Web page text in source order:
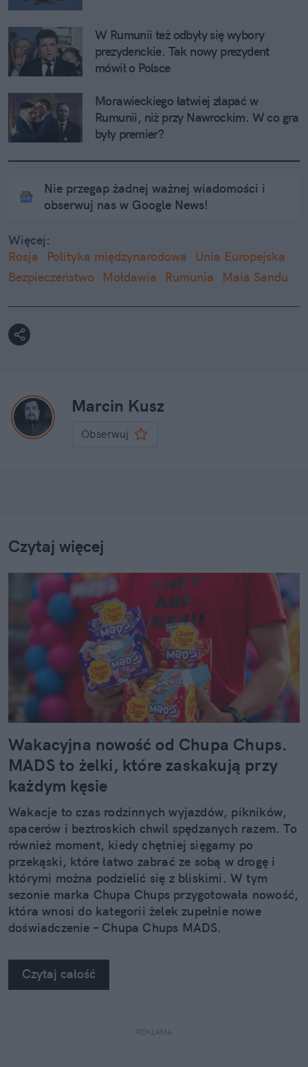
W Rumunii też odbyły się wybory
prezydenckie. Tak nowy prezydent
mówił o Polsce
Morawieckiego łatwiej złapać w
Rumunii, niż przy Nawrockim. W co gra
były premier?
Nie przegap żadnej ważnej wiadomości i
obserwuj nas w Google News!
Więcej:
Rosja
Polityka międzynarodowa
Unia Europejska
Bezpieczeństwo
Mołdawia Rumunia Maia Sandu
Marcin Kusz
Obserwuj
Czytaj więcej
Wakacyjna nowość od Chupa Chups.
MADS to żelki, które zaskakują przy
każdym kęsie
Wakacje to czas rodzinnych wyjazdów, pikników,
spacerów i beztroskich chwil spędzanych razem. To
również moment, kiedy chętniej sięgamy po
przekąski, które łatwo zabrać ze sobą w drogę i
którymi można podzielić się z bliskimi. W tym
sezonie marka Chupa Chups przygotowała nowość,
która wnosi do kategorii żelek zupełnie nowe
doświadczenie – Chupa Chups MADS.
Czytaj całość
REKLAMA